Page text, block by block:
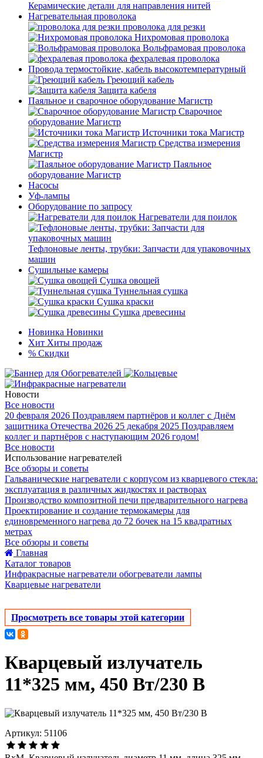
Керамические детали для направления нитей
Нагревательная проволока
проволока для резки
Нихромовая проволока
Вольфрамовая проволока
фехралевая проволока
Провода термостойкие, кабель высокотемпературный
Греющий кабель
Защита кабеля
Паяльное и сварочное оборудование Магистр
Сварочное
оборудование Магистр
Источники тока Магистр
Средства измерения
Магистр
Паяльное
оборудование Магистр
Насосы
Уф-лампы
Оборудование по запросу
Нагреватели для поилок
Тефлоновые ленты, трубки: Запчасти для упаковочных
машин
Сушильные камеры
Сушка овощей
Туннельная сушка
Сушка краски
Сушка древесины
Новинка Новинки
Хит Хиты продаж
% Скидки
Новости
Все новости
20 февраля 2026 Поздравляем партнёров и коллег с Днём
защитника Отечества 2026 25 декабря 2025 Поздравляем
коллег и партнёров с наступающим 2026 годом!
Все новости
Использование нагревателей
Все обзоры и советы
Гальванические нагреватели с корпусом из кварцевого стекла:
эксплуатация в различных жидкостях и растворах
Производство композитной печи предварительного нагрева
Проектирование и создание термокамеры для
единовременного нагрева до 72 бочек на 15 квадратных
метрах
Все обзоры и советы
Главная
Каталог товаров
Инфракрасные нагреватели обогреватели лампы
Кварцевые нагреватели
Просмотреть все товары этой категории
Кварцевый излучатель
11*325 мм, 450 Вт/230 В
Артикул: 51106